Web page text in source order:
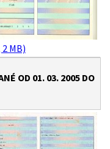
MB)
OD 01. 03. 2005 DO